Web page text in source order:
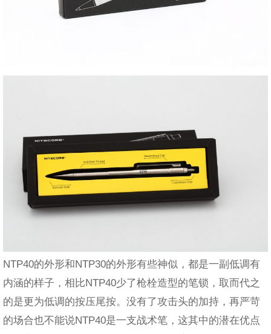
NTP40的外形和NTP30的外形有些神似，都是一副低调有
内涵的样子，相比NTP40少了枪栓造型的笔锁，取而代之
的是更为低调的按压尾按。没有了攻击头的加持，再严苛
的场合也不能说NTP40是一支战术笔，这其中的潜在优点